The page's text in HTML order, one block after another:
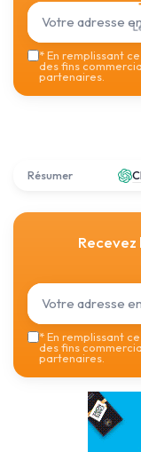
*En remplissant
des fins
partenaires.
Résumer
*En remplissant
des fins
partenaires.